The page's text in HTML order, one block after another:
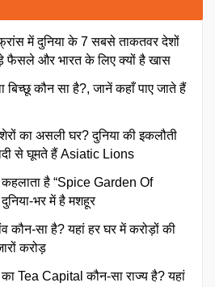
में दुनिया के 7 सबसे ताकतवर देशों
फैसले और भारत के लिए क्यों है खास
बिच्छू कौन सा है?, जानें कहाँ पाए जाते हैं
का असली घर? दुनिया की इकलौती
से घूमते हैं Asiatic Lions
कहलाता है “Spice Garden Of
भर में है मशहूर
कौन-सा है? यहां हर घर में करोड़ों की
करोड़
Tea Capital कौन-सा राज्य है? यहां